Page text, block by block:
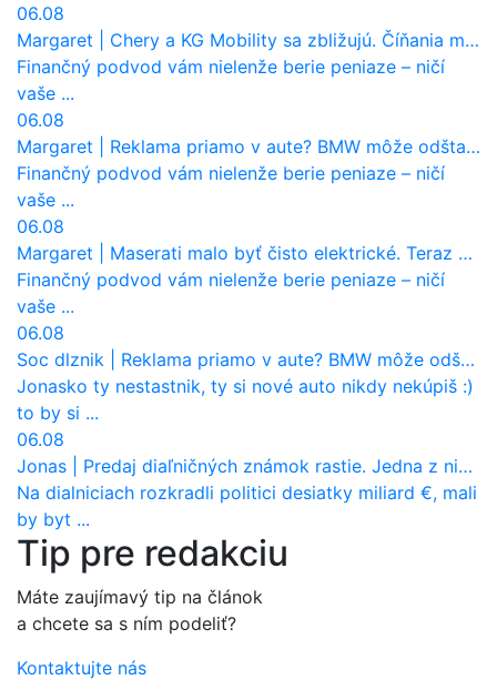
06.08
Margaret
Chery a KG Mobility sa zbližujú. Číňania môžu získať 10 % bývalého SsangYongu
Finančný podvod vám nielenže berie peniaze – ničí
vaše ...
06.08
Margaret
Reklama priamo v aute? BMW môže odštartovať nový trend
Finančný podvod vám nielenže berie peniaze – ničí
vaše ...
06.08
Margaret
Maserati malo byť čisto elektrické. Teraz zisťuje, že potrebuje nový osemvalcový motor
Finančný podvod vám nielenže berie peniaze – ničí
vaše ...
06.08
Soc dlznik
Reklama priamo v aute? BMW môže odštartovať nový trend
Jonasko ty nestastnik, ty si nové auto nikdy nekúpiš :)
to by si ...
06.08
Jonas
Predaj diaľničných známok rastie. Jedna z nich zaznamenala nečakane výrazný nárast
Na dialniciach rozkradli politici desiatky miliard €, mali
by byt ...
Tip pre redakciu
Máte zaujímavý tip na článok
a chcete sa s ním podeliť?
Kontaktujte nás